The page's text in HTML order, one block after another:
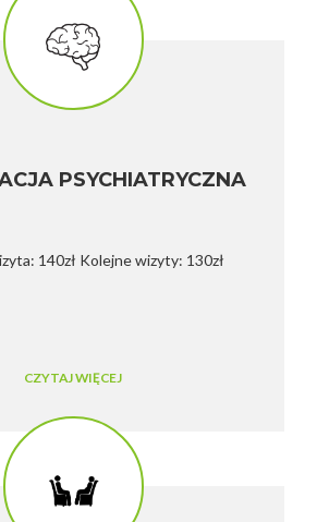
PSYCHIATRYCZNA
Pierwsza wizyta: 140zł Kolejne wizyty: 130zł
CZYTAJ WIĘCEJ